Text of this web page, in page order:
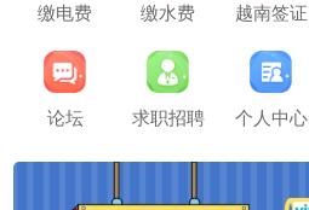
缴电费 缴水费 越南签证
论坛 求职招聘 个人中心